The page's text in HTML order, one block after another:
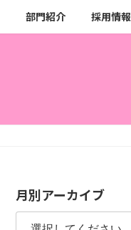
部門紹介 採用情報
月別アーカイブ